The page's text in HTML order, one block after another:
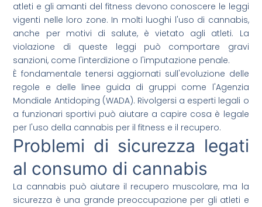
atleti e gli amanti del fitness devono conoscere le leggi
vigenti nelle loro zone. In molti luoghi l'uso di cannabis,
anche per motivi di salute, è vietato agli atleti. La
violazione di queste leggi può comportare gravi
sanzioni, come l'interdizione o l'imputazione penale.
È fondamentale tenersi aggiornati sull'evoluzione delle
regole e delle linee guida di gruppi come l'Agenzia
Mondiale Antidoping (WADA). Rivolgersi a esperti legali o
a funzionari sportivi può aiutare a capire cosa è legale
per l'uso della cannabis per il fitness e il recupero.
Problemi di sicurezza legati
al consumo di cannabis
La cannabis può aiutare il recupero muscolare, ma la
sicurezza è una grande preoccupazione per gli atleti e